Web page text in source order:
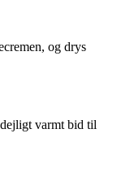
og drys
varmt bid til